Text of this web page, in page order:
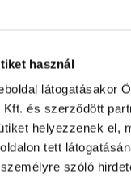
használ
látogatásakor
és szerződött
helyezzenek el,
tett
szóló
Oldal újratöltése